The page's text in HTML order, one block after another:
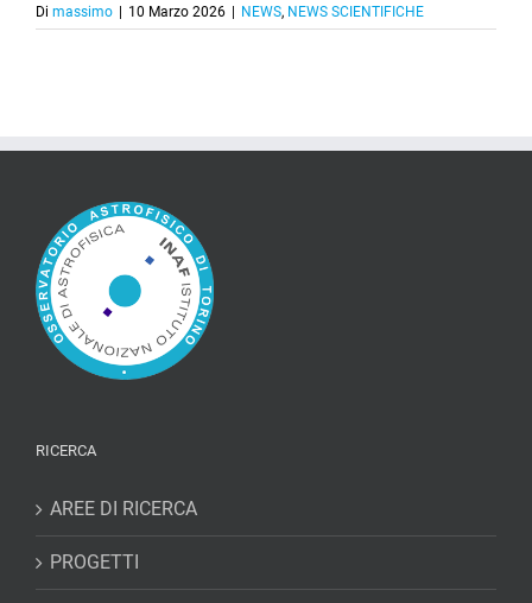
Di massimo 10 Marzo 2026 NEWS, NEWS SCIENTIFICHE
RICERCA
AREE DI RICERCA
PROGETTI